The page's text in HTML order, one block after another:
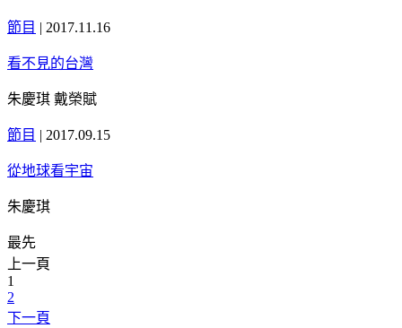
節目 | 2017.11.16
看不見的台灣
朱慶琪 戴榮賦
節目 | 2017.09.15
從地球看宇宙
朱慶琪
最先
上一頁
1
2
下一頁